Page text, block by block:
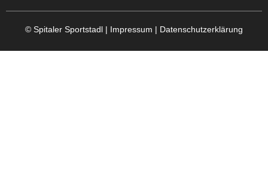
© Spitaler Sportstadl | Impressum | Datenschutzerklärung